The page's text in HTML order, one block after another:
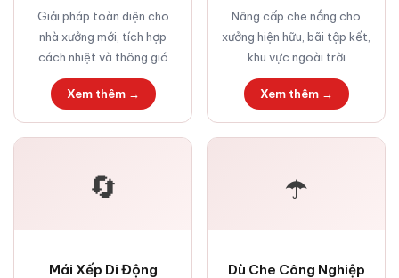
Giải pháp toàn diện cho
nhà xưởng mới, tích hợp
cách nhiệt và thông gió
Xem thêm →
Nâng cấp che nắng cho
xưởng hiện hữu, bãi tập kết,
khu vực ngoài trời
Xem thêm →
🔄
Mái Xếp Di Động
☂️
Dù Che Công Nghiệp